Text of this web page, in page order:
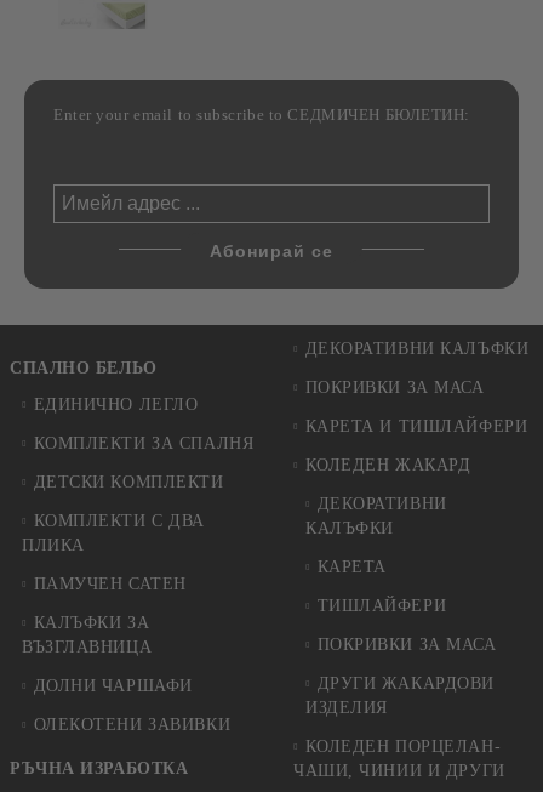
Enter your email to subscribe to СЕДМИЧЕН БЮЛЕТИН:
СПАЛНО БЕЛЬО
ЕДИНИЧНО ЛЕГЛО
КОМПЛЕКТИ ЗА СПАЛНЯ
ДЕТСКИ КОМПЛЕКТИ
КОМПЛЕКТИ С ДВА
ПЛИКА
ПАМУЧЕН САТЕН
КАЛЪФКИ ЗА
ВЪЗГЛАВНИЦА
ДОЛНИ ЧАРШАФИ
ОЛЕКОТЕНИ ЗАВИВКИ
РЪЧНА ИЗРАБОТКА
ДЕКОРАТИВНИ КАЛЪФКИ
ПОКРИВКИ ЗА МАСА
КАРЕТА И ТИШЛАЙФЕРИ
КОЛЕДЕН ЖАКАРД
ДЕКОРАТИВНИ
КАЛЪФКИ
КАРЕТА
ТИШЛАЙФЕРИ
ПОКРИВКИ ЗА МАСА
ДРУГИ ЖАКАРДОВИ
ИЗДЕЛИЯ
КОЛЕДЕН ПОРЦЕЛАН-
ЧАШИ, ЧИНИИ И ДРУГИ